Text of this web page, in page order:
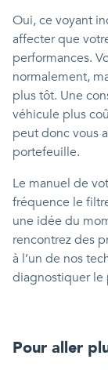
Oui, ce voyant
affecter que
performances.
normalement,
plus tôt. Une
véhicule plus
peut donc vous
portefeuille.
Le manuel de
fréquence le
une idée du
rencontrez des
à l’un de nos
diagnostiquer le
Pour aller